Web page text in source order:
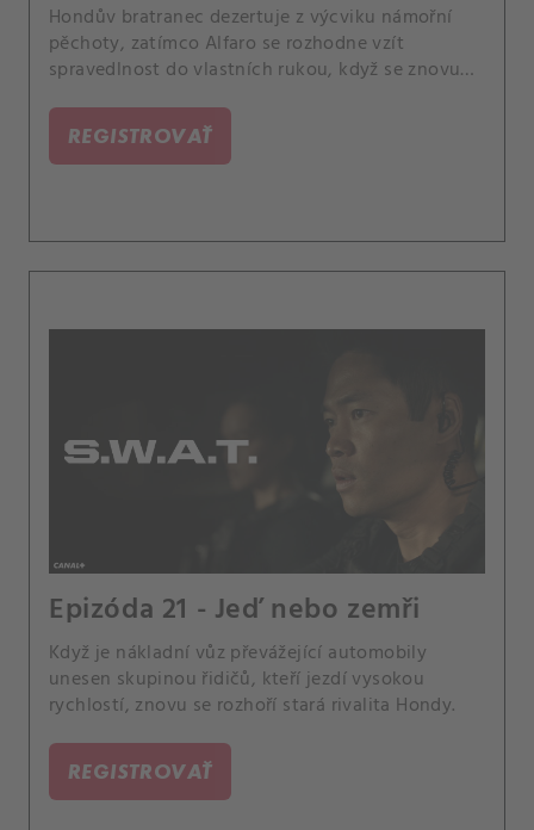
Hondův bratranec dezertuje z výcviku námořní
pěchoty, zatímco Alfaro se rozhodne vzít
spravedlnost do vlastních rukou, když se znovu
REGISTROVAŤ
Epizóda 21 - Jeď nebo zemři
Když je nákladní vůz převážející automobily
unesen skupinou řidičů, kteří jezdí vysokou
rychlostí, znovu se rozhoří stará rivalita Hondy.
REGISTROVAŤ